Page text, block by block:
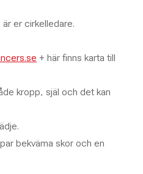
er cirkelledare.
+ här finns karta till
kropp, själ och det kan
bekväma skor och en